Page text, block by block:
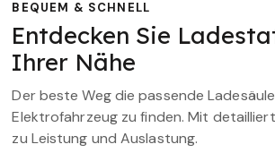
BEQUEM & SCHNELL
Entdecken Sie
Ihrer Nähe
Der beste Weg die passende
Elektrofahrzeug zu finden. Mit
zu Leistung und Auslastung.